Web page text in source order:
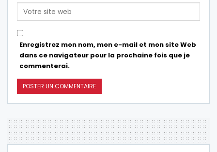
Enregistrez mon nom, mon e-mail et mon site Web
dans ce navigateur pour la prochaine fois que je
commenterai.